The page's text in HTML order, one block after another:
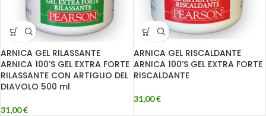
ARNICA GEL RILASSANTE
ARNICA 100’S GEL EXTRA FORTE
RILASSANTE CON ARTIGLIO DEL
DIAVOLO 500 ml
31,00€
ARNICA GEL RISCALDANTE
ARNICA 100’S GEL EXTRA FORTE
RISCALDANTE
31,00€